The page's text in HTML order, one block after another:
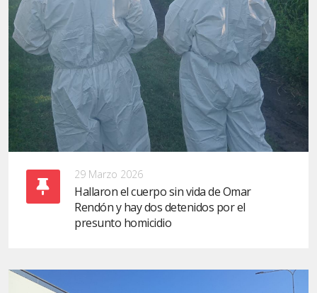
29 Marzo 2026
Hallaron el cuerpo sin vida de Omar
Rendón y hay dos detenidos por el
presunto homicidio